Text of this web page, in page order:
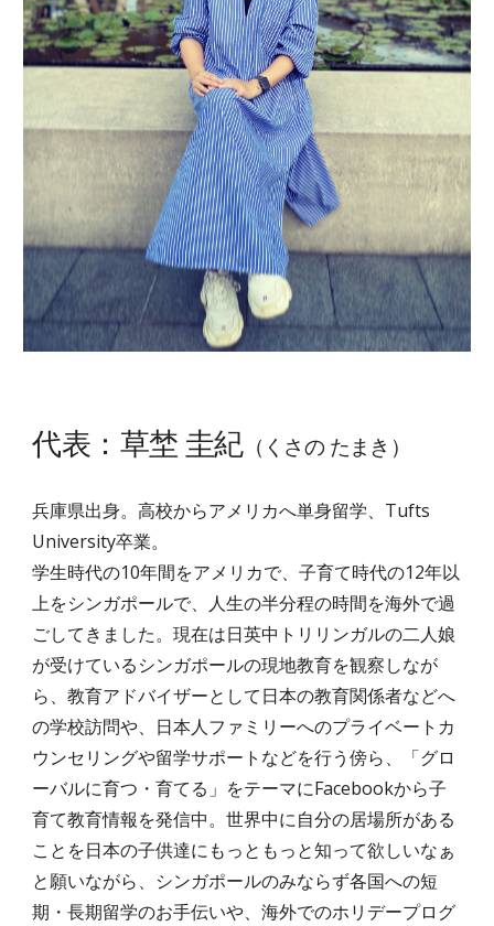
代表：草埜 圭紀（くさの たまき）
兵庫県出身。高校からアメリカへ単身留学、Tufts
University卒業。
学生時代の10年間をアメリカで、子育て時代の12年以
上をシンガポールで、 人生の半分程の時間を海外で過
ごしてきました。現在は日英中トリリンガルの二人娘
が受けているシンガポールの現地教育を観察しなが
ら、教育アドバイザーとして日本の教育関係者などへ
の学校訪問や、日本人ファミリーへのプライベートカ
ウンセリングや留学サポート などを行う傍ら、「グロ
ーバルに育つ・育てる」をテーマにFacebookから子
育て教育情報を発信中。世界中に自分の居場所がある
ことを日本の子供達にもっともっと知って欲しいなぁ
と願いながら、シンガポールのみならず各国への短
期・長期留学のお手伝いや、海外でのホリデープログ